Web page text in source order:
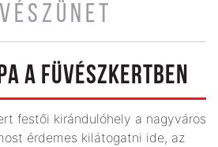
A FÜVÉSZKERTBEN
festői kirándulóhely a nagyváros
érdemes kilátogatni ide, az